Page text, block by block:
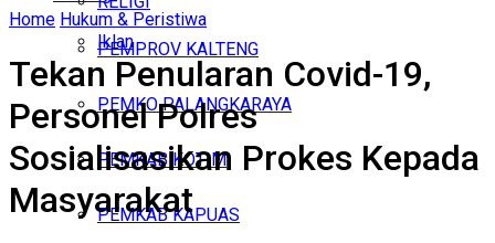
Iklan
Jumat, Agustus 7, 2026
PEMPROV KALTENG
PEMKO PALANGKARAYA
PEMKAB KOTIM
PEMKAB KAPUAS
Home Hukum & Peristiwa
Tekan Penularan Covid-19,
Personel Polres
Sosialisasikan Prokes Kepada
Masyarakat